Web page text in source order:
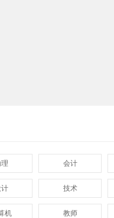
会计
技术
机 教师